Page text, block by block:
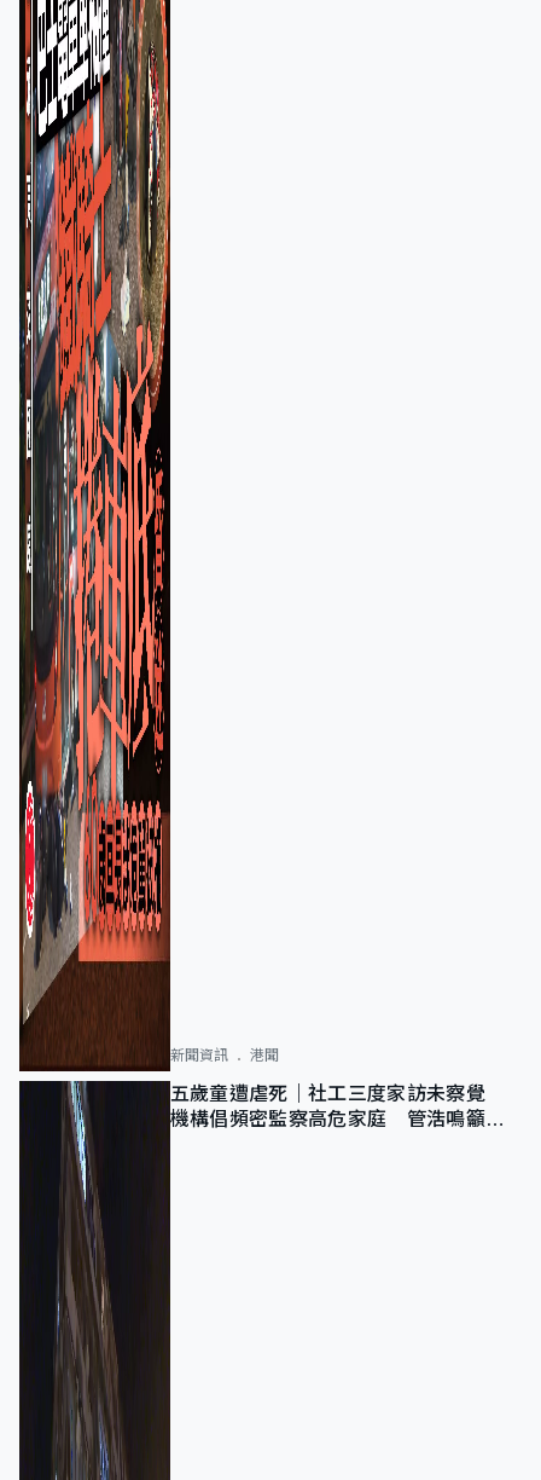
新聞資訊 港聞
五歲童遭虐死｜社工三度家訪未察覺
機構倡頻密監察高危家庭 管浩鳴籲加